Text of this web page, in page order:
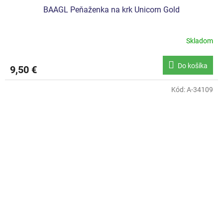
BAAGL Peňaženka na krk Unicorn Gold
Skladom
9,50 € Do košíka
Kód:A-34109